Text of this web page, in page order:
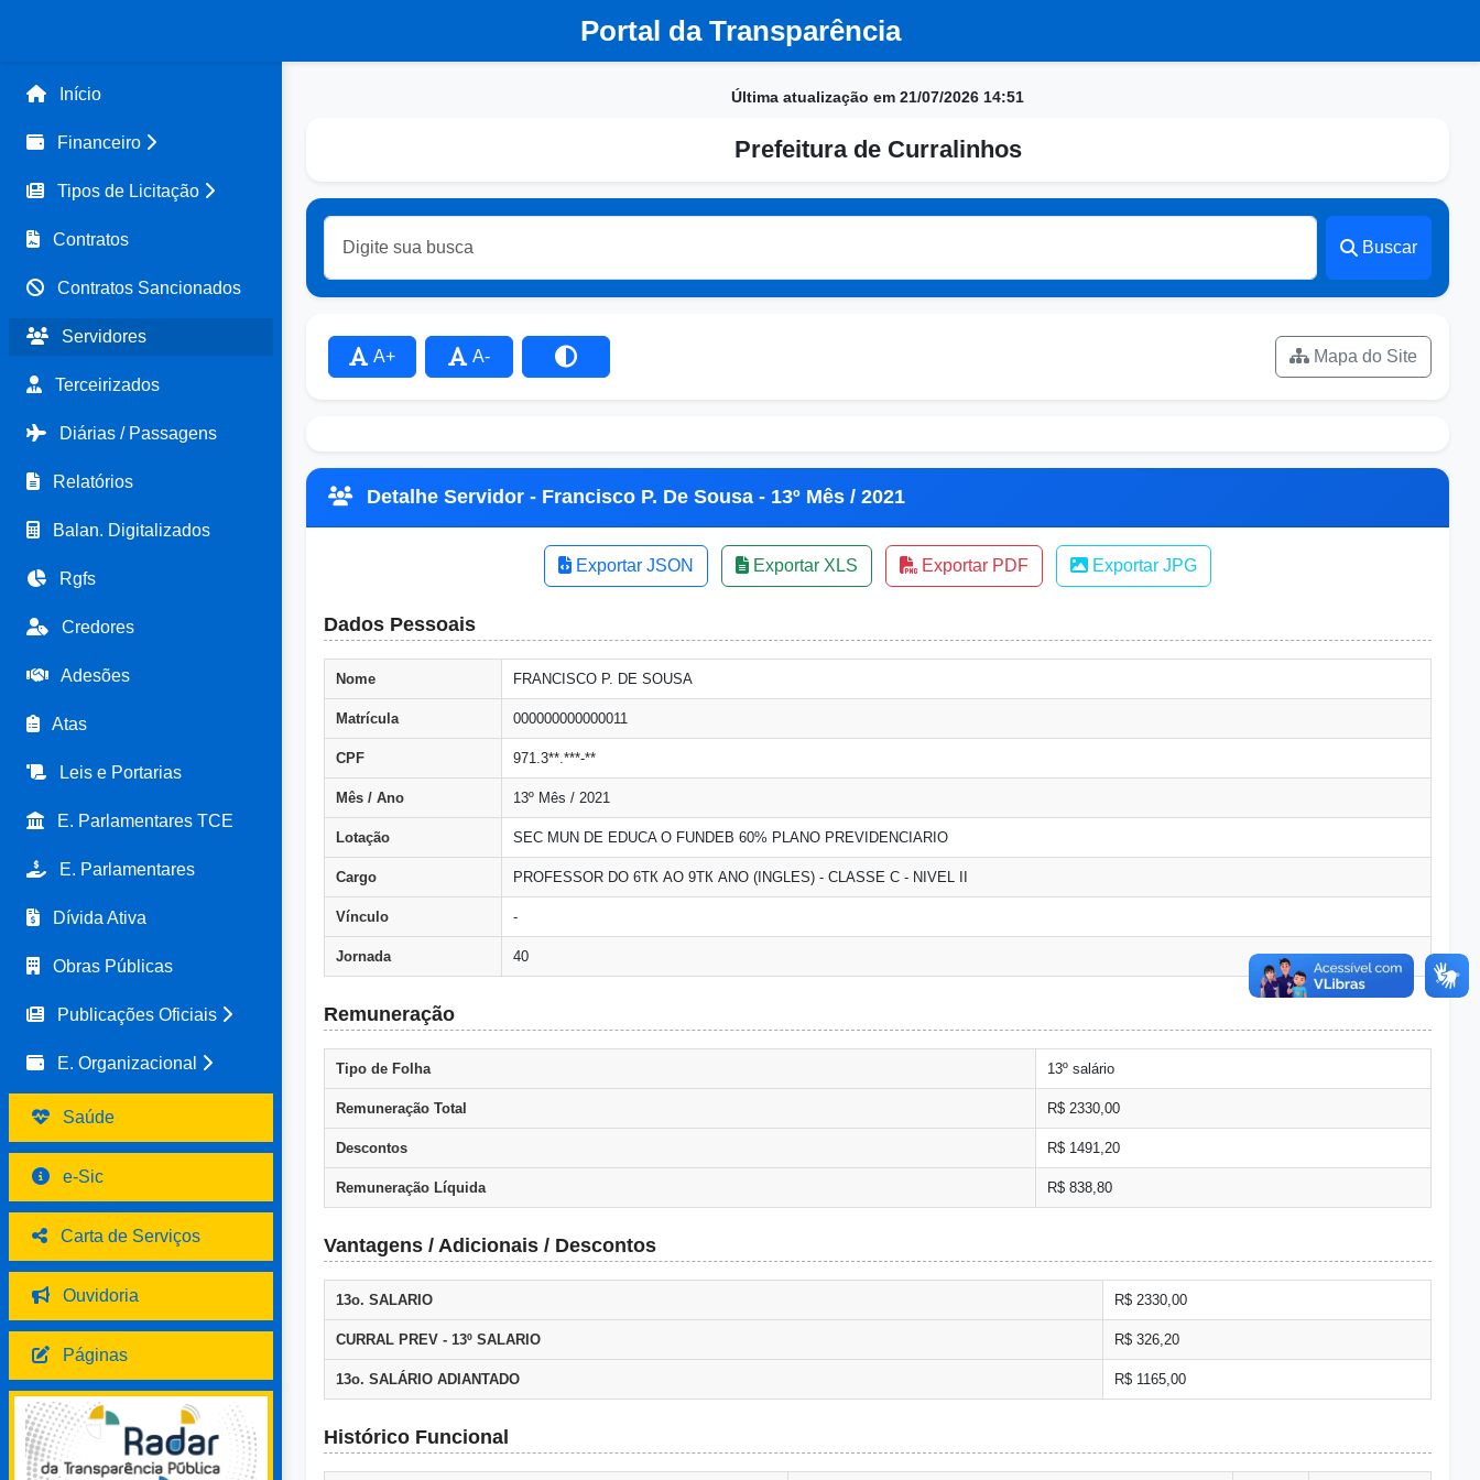
Portal da Transparência
Início
Financeiro
Tipos de Licitação
Contratos
Contratos Sancionados
Servidores
Terceirizados
Diárias / Passagens
Relatórios
Balan. Digitalizados
Rgfs
Credores
Adesões
Atas
Leis e Portarias
E. Parlamentares TCE
E. Parlamentares
Dívida Ativa
Obras Públicas
Publicações Oficiais
E. Organizacional
Saúde
e-Sic
Carta de Serviços
Ouvidoria
Páginas
Última atualização em 21/07/2026 14:51
Prefeitura de Curralinhos
Buscar
A+ A- Mapa do Site
Detalhe Servidor - Francisco P. De Sousa - 13º Mês / 2021
Exportar JSON Exportar XLS Exportar PDF Exportar JPG
Dados Pessoais
Nome FRANCISCO P. DE SOUSA
Matrícula 000000000000011
CPF 971.3**.***-**
Mês / Ano 13º Mês / 2021
Lotação SEC MUN DE EDUCA O FUNDEB 60% PLANO PREVIDENCIARIO
Cargo PROFESSOR DO 6ТК AO 9ТК ANO (INGLES) - CLASSE C - NIVEL II
Vínculo -
Jornada 40
Remuneração
Tipo de Folha 13º salário
Remuneração Total R$ 2330,00
Descontos R$ 1491,20
Remuneração Líquida R$ 838,80
Vantagens / Adicionais / Descontos
13o. SALARIO R$ 2330,00
CURRAL PREV - 13º SALARIO R$ 326,20
13o. SALÁRIO ADIANTADO R$ 1165,00
Histórico Funcional